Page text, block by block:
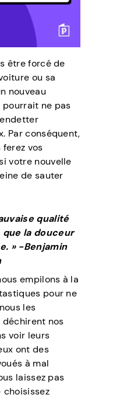
être forcé de
ou sa
nouveau
ne pas
Par conséquent,
vos
votre nouvelle
de sauter
qualité
la douceur
» -Benjamin
empilons à la
pour ne
les
déchirent nos
voir leurs
ont des
à mal
laissez pas